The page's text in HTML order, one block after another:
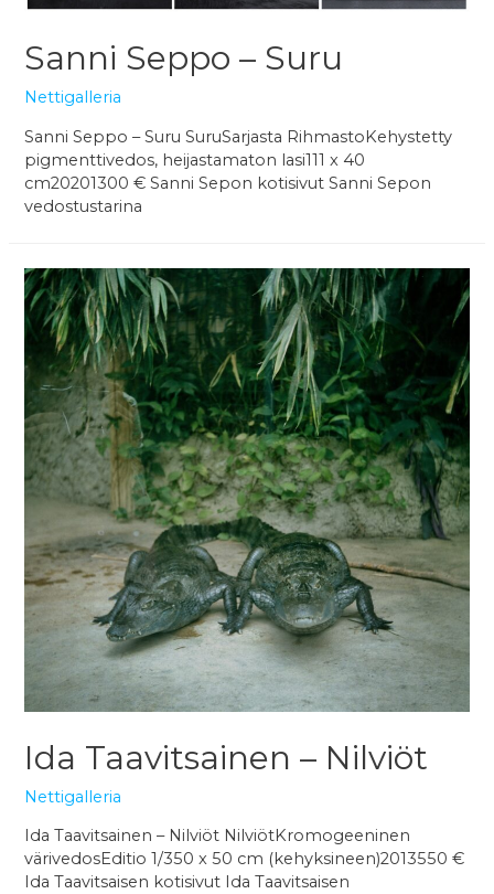
Sanni Seppo – Suru
Nettigalleria
Sanni Seppo – Suru SuruSarjasta RihmastoKehystetty
pigmenttivedos, heijastamaton lasi111 x 40
cm20201300 € Sanni Sepon kotisivut Sanni Sepon
vedostustarina
Ida Taavitsainen – Nilviöt
Nettigalleria
Ida Taavitsainen – Nilviöt NilviötKromogeeninen
värivedosEditio 1/350 x 50 cm (kehyksineen)2013550 €
Ida Taavitsaisen kotisivut Ida Taavitsaisen